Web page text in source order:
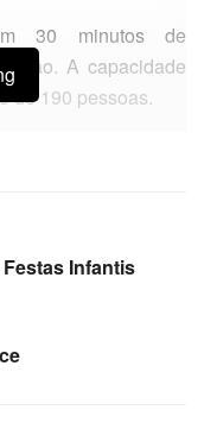
30 minutos de
A capacidade
de 190 pessoas.
Infantis